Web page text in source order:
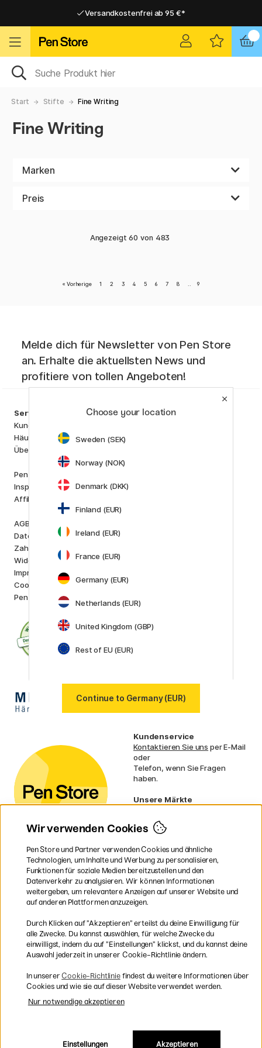
Versandkostenfrei ab 95 €*
Versandkostenfrei ab 95 €*
Start Stifte Fine Writing
Fine Writing
Marken
Preis
Angezeigt 60 von 483
« Vorherige 1 2 3 4 5 6 7 8 .. 9
Melde dich für Newsletter von Pen Store
an. Erhalte die aktuellsten News und
profitiere von tollen Angeboten!
Service
Kundenservice
Häufig gestellten Fragen (FAQ)
Über uns
Pen Store Plus
Inspiration und Anleitungen
Affiliate Marketing
AGB
Datenschutzerklärung
Zahlung und Versand
Widerrufsrecht
Impressum
Cookie-Richtlinien
Pen Store Stockholm
Kategorien
Alle Marken anzeigen (160)
Kundenservice
Kontaktieren Sie uns per E-Mail
oder
Telefon, wenn Sie Fragen
haben.
Unsere Märkte
Norwegen
Dänemark
Frankreich
Irland
Niederlande
UK
EU
gelten für sperrige Produkte.
Sichere Bezahlung mit Visa, Mastercard und Paypal
Choose your location
Sweden (SEK)
Norway (NOK)
Denmark (DKK)
Finland (EUR)
Ireland (EUR)
France (EUR)
Germany (EUR)
Netherlands (EUR)
United Kingdom (GBP)
Rest of EU (EUR)
Continue to Germany (EUR)
Wir verwenden Cookies
Pen Store und Partner verwenden Cookies und ähnliche
Technologien, um Inhalte und Werbung zu personalisieren,
Funktionen für soziale Medien bereitzustellen und den
Datenverkehr zu analysieren. Wir können Informationen
weitergeben, um relevantere Anzeigen auf unserer Website und
auf anderen Plattformen anzuzeigen.
Durch Klicken auf ”Akzeptieren” erteilst du deine Einwilligung für
alle Zwecke. Du kannst auswählen, für welche Zwecke du
einwilligst, indem du auf ”Einstellungen” klickst, und du kannst deine
Auswahl jederzeit in unserer Cookie-Richtlinie ändern.
In unsererCookie-Richtliniefindest du weitere Informationen über
Cookies und wie sie auf dieser Website verwendet werden.
Nur notwendige akzeptieren
Einstellungen Akzeptieren